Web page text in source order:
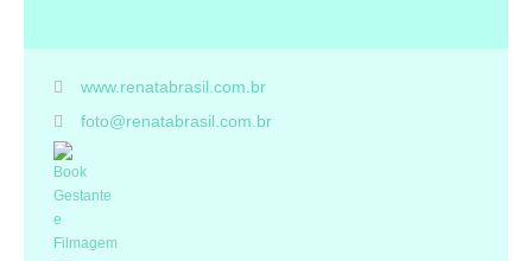
www.renatabrasil.com.br
foto@renatabrasil.com.br